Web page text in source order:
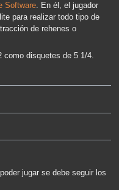
Software. En él, el jugador
para realizar todo tipo de
de rehenes o
como disquetes de 5 1/4.
jugar se debe seguir los